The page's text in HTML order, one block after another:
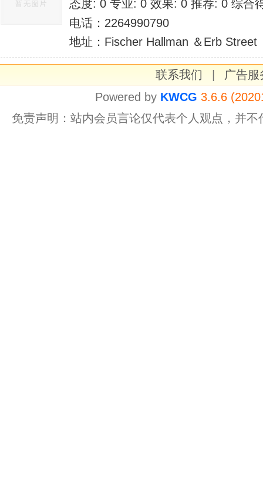
态度: 0 专业: 0 效果: 0 推荐: 0 综合
电话：2264990790
地址：Fischer Hallman ＆Erb Street
联系我们
广告服
Powered by KWCG 3.6.6
免责声明：站内会员言论仅代表个人观点，并